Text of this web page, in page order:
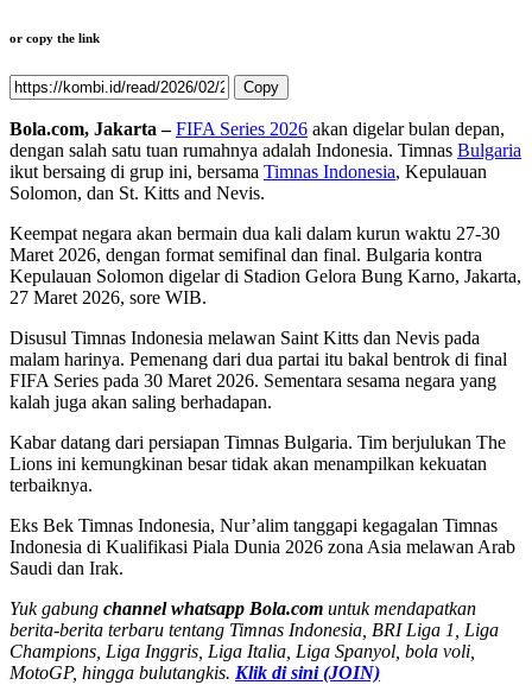
or copy the link
Copy
Bola.com, Jakarta – FIFA Series 2026 akan digelar bulan depan,
dengan salah satu tuan rumahnya adalah Indonesia. Timnas Bulgaria
ikut bersaing di grup ini, bersama Timnas Indonesia, Kepulauan
Solomon, dan St. Kitts and Nevis.
Keempat negara akan bermain dua kali dalam kurun waktu 27-30
Maret 2026, dengan format semifinal dan final. Bulgaria kontra
Kepulauan Solomon digelar di Stadion Gelora Bung Karno, Jakarta,
27 Maret 2026, sore WIB.
Disusul Timnas Indonesia melawan Saint Kitts dan Nevis pada
malam harinya. Pemenang dari dua partai itu bakal bentrok di final
FIFA Series pada 30 Maret 2026. Sementara sesama negara yang
kalah juga akan saling berhadapan.
Kabar datang dari persiapan Timnas Bulgaria. Tim berjulukan The
Lions ini kemungkinan besar tidak akan menampilkan kekuatan
terbaiknya.
Eks Bek Timnas Indonesia, Nur’alim tanggapi kegagalan Timnas
Indonesia di Kualifikasi Piala Dunia 2026 zona Asia melawan Arab
Saudi dan Irak.
Yuk gabung channel whatsapp Bola.com untuk mendapatkan
berita-berita terbaru tentang Timnas Indonesia, BRI Liga 1, Liga
Champions, Liga Inggris, Liga Italia, Liga Spanyol, bola voli,
MotoGP, hingga bulutangkis. Klik di sini (JOIN)